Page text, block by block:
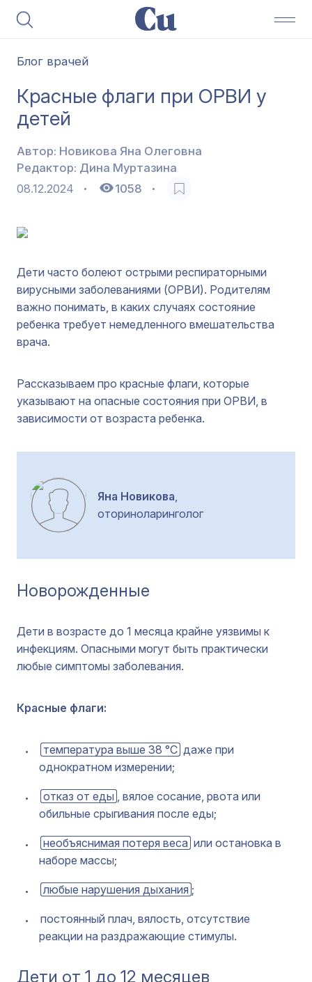
Блог врачей
Красные флаги при ОРВИ у
детей
Автор: Новикова Яна Олеговна
Редактор: Дина Муртазина
08.12.2024
1058
Дети часто болеют острыми респираторными
вирусными заболеваниями (ОРВИ). Родителям
важно понимать, в каких случаях состояние
ребенка требует немедленного вмешательства
врача.
Рассказываем про красные флаги, которые
указывают на опасные состояния при ОРВИ, в
зависимости от возраста ребенка.
Яна Новикова,
оториноларинголог
Новорожденные
Дети в возрасте до 1 месяца крайне уязвимы к
инфекциям. Опасными могут быть практически
любые симптомы заболевания.
Красные флаги:
температура выше 38 °C даже при
однократном измерении;
отказ от еды , вялое сосание, рвота или
обильные срыгивания после еды;
необъяснимая потеря веса или остановка в
наборе массы;
любые нарушения дыхания ;
постоянный плач, вялость, отсутствие
реакции на раздражающие стимулы.
Дети от 1 до 12 месяцев